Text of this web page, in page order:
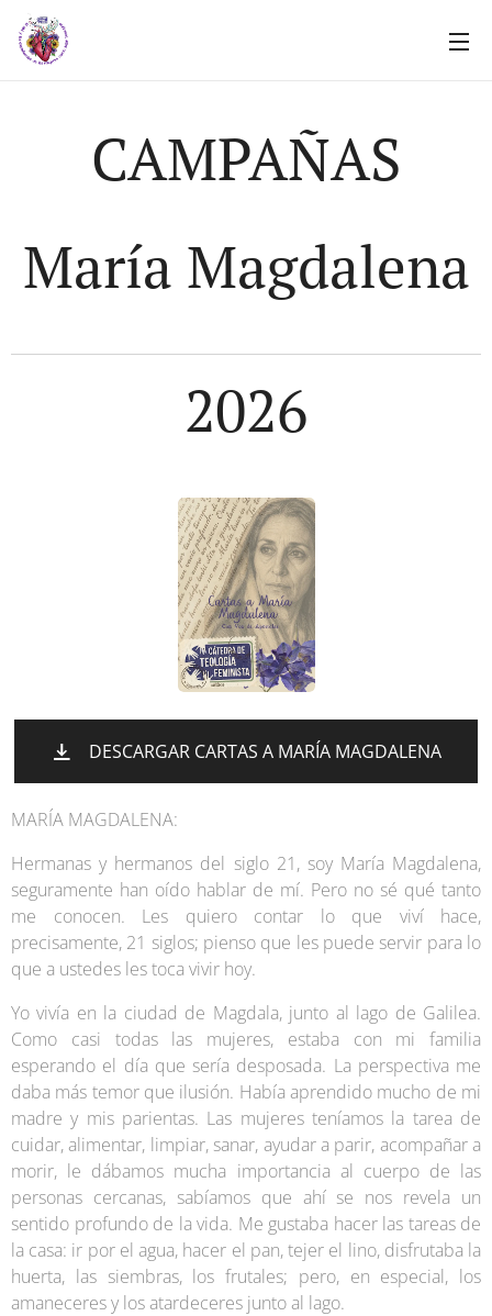
CAMPAÑAS
María Magdalena
2026
DESCARGAR CARTAS A MARÍA MAGDALENA
MARÍA MAGDALENA:
Hermanas y hermanos del siglo 21, soy María Magdalena,
seguramente han oído hablar de mí. Pero no sé qué tanto
me conocen. Les quiero contar lo que viví hace,
precisamente, 21 siglos; pienso que les puede servir para lo
que a ustedes les toca vivir hoy.
Yo vivía en la ciudad de Magdala, junto al lago de Galilea.
Como casi todas las mujeres, estaba con mi familia
esperando el día que sería desposada. La perspectiva me
daba más temor que ilusión. Había aprendido mucho de mi
madre y mis parientas. Las mujeres teníamos la tarea de
cuidar, alimentar, limpiar, sanar, ayudar a parir, acompañar a
morir, le dábamos mucha importancia al cuerpo de las
personas cercanas, sabíamos que ahí se nos revela un
sentido profundo de la vida. Me gustaba hacer las tareas de
la casa: ir por el agua, hacer el pan, tejer el lino, disfrutaba la
huerta, las siembras, los frutales; pero, en especial, los
amaneceres y los atardeceres junto al lago.